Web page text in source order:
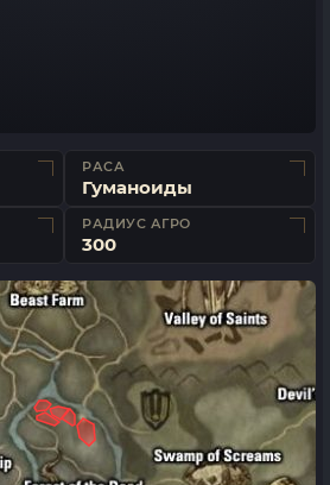
РАСА
Гуманоиды
РАДИУС АГРО
300